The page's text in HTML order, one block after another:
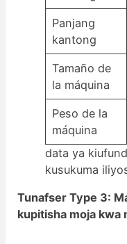
Panjang
kantong
Tamaño de
la máquina
Peso de la
máquina
data ya
kusukuma
Tunafser Type 3:
kupitisha moja kwa